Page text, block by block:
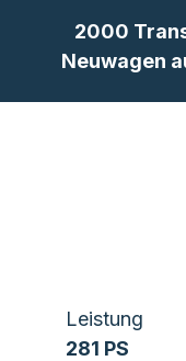
2000
Neuwagen
Leistung
281 PS